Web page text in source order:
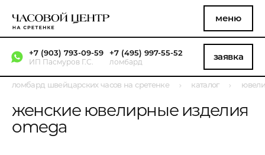
меню
+7 (903) 793-09-59
ИП Пасмуров Г.С.
+7 (495) 997-55-52
ломбард заявка
ломбард швейцарских часов на сретенке каталог
женские ювелирные изделия
omega